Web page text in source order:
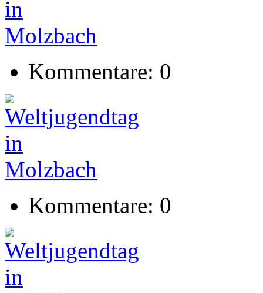
Kommentare: 0
Kommentare: 0